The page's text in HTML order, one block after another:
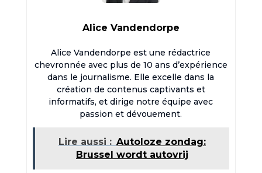
Alice Vandendorpe
Alice Vandendorpe est une rédactrice
chevronnée avec plus de 10 ans d’expérience
dans le journalisme. Elle excelle dans la
création de contenus captivants et
informatifs, et dirige notre équipe avec
passion et dévouement.
Lire aussi : Autoloze zondag:
Brussel wordt autovrij